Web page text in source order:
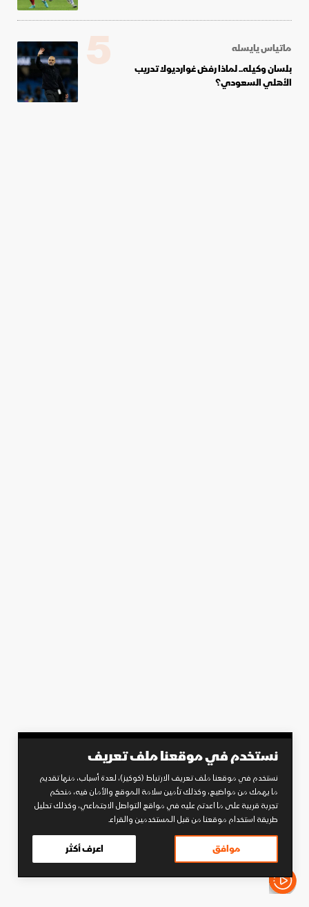
ماتياس يايسله
بلسان وكيله.. لماذا رفض غوارديولا تدريب
الأهلي السعودي؟
5
نستخدم في موقعنا ملف تعريف
نستخدم في موقعنا ملف تعريف الارتباط (كوكيز)، لعدة أسباب، منها تقديم
ما يهمك من مواضيع، وكذلك تأمين سلامة الموقع والأمان فيه، منحكم
تجربة قريبة على ما اعدتم عليه في مواقع التواصل الاجتماعي، وكذلك تحليل
طريقة استخدام موقعنا من قبل المستخدمين والقراء.
موافق اعرف أكثر